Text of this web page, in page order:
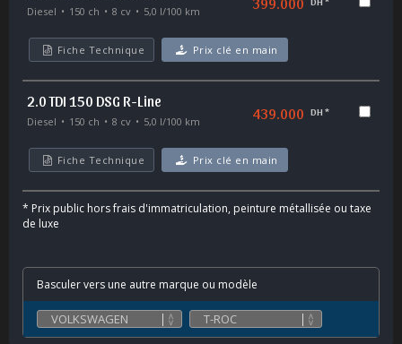
Diesel 150 ch 8 cv 5,0 l/100 km
Fiche Technique Prix clé en main
2.0 TDI 150 DSG R-Line
Diesel 150 ch 8 cv 5,0 l/100 km 439.000 DH *
Fiche Technique Prix clé en main
* Prix public hors frais d'immatriculation, peinture métallisée ou taxe
de luxe
Basculer vers une autre marque ou modèle